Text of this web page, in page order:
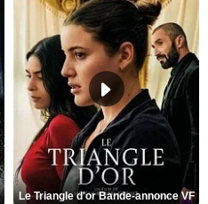
Le Triangle d'or Bande-annonce VF